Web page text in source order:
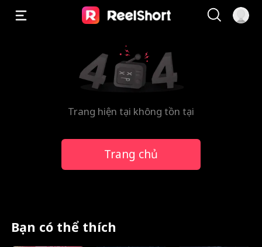
Trang hiện tại không tồn tại
Trang chủ
Bạn có thể thích